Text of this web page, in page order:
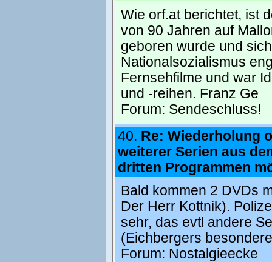
Wie orf.at berichtet, ist
von 90 Jahren auf
geboren wurde und
Nationalsozialismus
Fernsehfilme und war
und -reihen. Franz Ge
Forum: Sendeschluss!
40. Re: Wiederholung
weiterer Serien aus
dritten Programmen
Bald kommen 2 DVDs
Der Herr Kottnik).
sehr, das evtl andere
(Eichbergers
Forum: Nostalgieecke